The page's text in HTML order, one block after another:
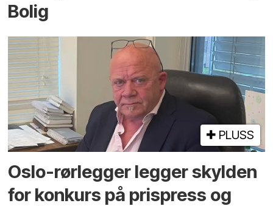
Bolig
PLUSS
Oslo-rørlegger legger skylden
for konkurs på prispress og